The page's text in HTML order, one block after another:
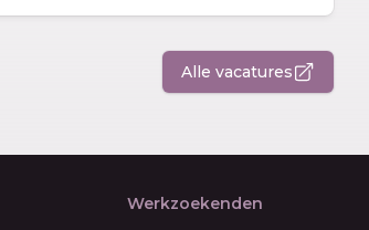
Alle vacatures
Werkzoekenden